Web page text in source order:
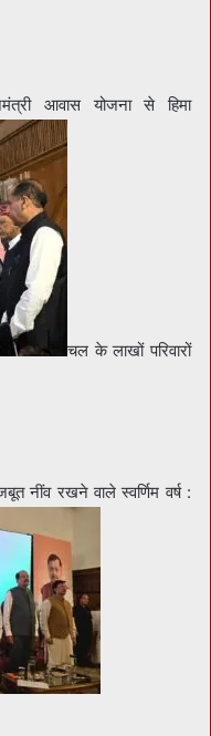
आवास योजना से हिमा
चल के लाखों परिवारों
नींव रखने वाले स्वर्णिम वर्ष :